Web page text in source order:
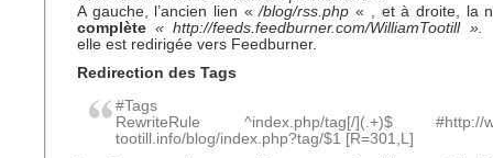
A gauche, l’ancien lien «/blog/rss.php « , et à droite, la
complète« http://feeds.feedburner.com/WilliamTootill ».
elle est redirigée vers Feedburner.
Redirection des Tags
#Tags
RewriteRule ^index.php/tag[/](.+)$ #http://
tootill.info/blog/index.php?tag/$1 [R=301,L]